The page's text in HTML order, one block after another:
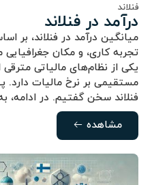
فنلاند
درآمد در فنلاند
میانگین درآمد در فنلاند،
تجربه کاری، و مکان
یکی از نظام‌های مالیاتی
مستقیمی بر نرخ مالیات دارد.
فنلاند سخن گفتیم. در ادامه،
مشاهده